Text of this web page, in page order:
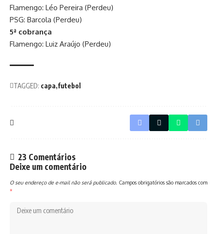
Flamengo: Léo Pereira (Perdeu)
PSG: Barcola (Perdeu)
5ª cobrança
Flamengo: Luiz Araújo (Perdeu)
TAGGED: capa futebol
23 Comentários
Deixe um comentário
O seu endereço de e-mail não será publicado. Campos obrigatórios são marcados com
*